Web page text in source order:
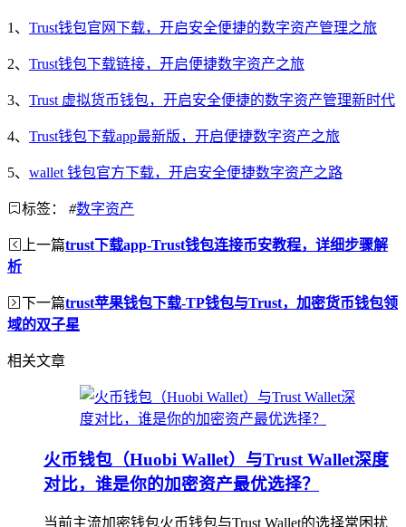
1、 Trust钱包官网下载，开启安全便捷的数字资产管理之旅
2、 Trust钱包下载链接，开启便捷数字资产之旅
3、 Trust 虚拟货币钱包，开启安全便捷的数字资产管理新时代
4、 Trust钱包下载app最新版，开启便捷数字资产之旅
5、 wallet 钱包官方下载，开启安全便捷数字资产之路
标签： #数字资产
上一篇trust下载app-Trust钱包连接币安教程，详细步骤解
析
下一篇trust苹果钱包下载-TP钱包与Trust，加密货币钱包领
域的双子星
相关文章
火币钱包（Huobi Wallet）与Trust Wallet深度
对比，谁是你的加密资产最优选择？
当前主流加密钱包火币钱包与Trust Wallet的选择常困扰